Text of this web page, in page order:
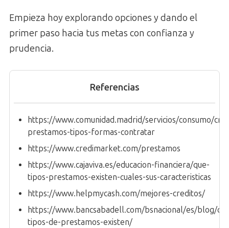
Empieza hoy explorando opciones y dando el
primer paso hacia tus metas con confianza y
prudencia.
Referencias
https://www.comunidad.madrid/servicios/consumo/
prestamos-tipos-formas-contratar
https://www.credimarket.com/prestamos
https://www.cajaviva.es/educacion-financiera/que-
tipos-prestamos-existen-cuales-sus-caracteristicas
https://www.helpmycash.com/mejores-creditos/
https://www.bancsabadell.com/bsnacional/es/blog/
tipos-de-prestamos-existen/